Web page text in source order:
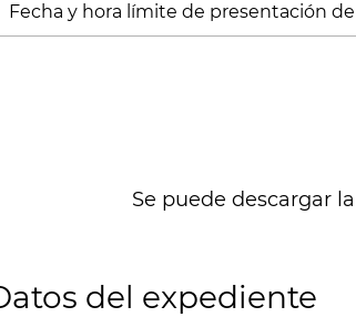
Fecha y hora límite de presentación
Se puede descargar
del expediente